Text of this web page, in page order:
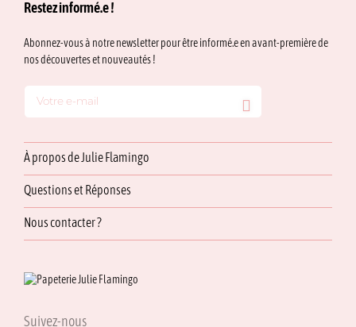
produit
Restez informé.e !
Abonnez-vous à notre newsletter pour être informé.e en avant-première de
nos découvertes et nouveautés !
À propos de Julie Flamingo
Questions et Réponses
Nous contacter ?
Suivez-nous